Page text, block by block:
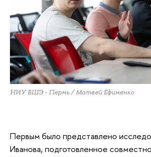
НИУ ВШЭ - Пермь / Матвей Ефименко
Первым было представлено
Иванова, подготовленное